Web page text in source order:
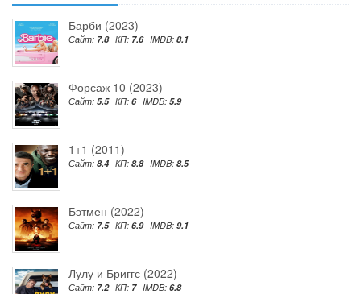
Барби (2023)
Сайт: 7.8 КП: 7.6 IMDB: 8.1
Форсаж 10 (2023)
Сайт: 5.5 КП: 6 IMDB: 5.9
1+1 (2011)
Сайт: 8.4 КП: 8.8 IMDB: 8.5
Бэтмен (2022)
Сайт: 7.5 КП: 6.9 IMDB: 9.1
Лулу и Бриггс (2022)
Сайт: 7.2 КП: 7 IMDB: 6.8